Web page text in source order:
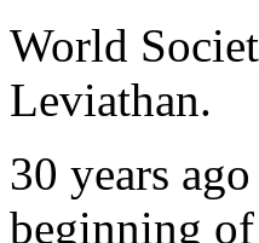
World
Leviathan.
30 years
beginning